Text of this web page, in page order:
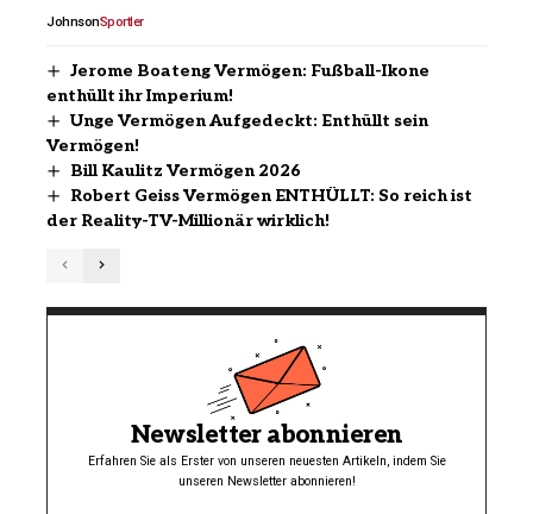
JohnsonSportler
Jerome Boateng Vermögen: Fußball-Ikone
enthüllt ihr Imperium!
Unge Vermögen Aufgedeckt: Enthüllt sein
Vermögen!
Bill Kaulitz Vermögen 2026
Robert Geiss Vermögen ENTHÜLLT: So reich ist
der Reality-TV-Millionär wirklich!
Newsletter abonnieren
Erfahren Sie als Erster von unseren neuesten Artikeln, indem Sie
unseren Newsletter abonnieren!